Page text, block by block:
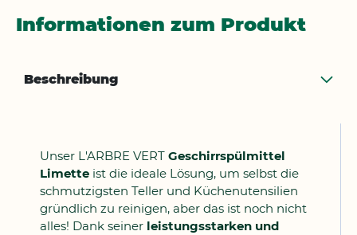
Informationen zum Produkt
Beschreibung
Unser L'ARBRE VERT Geschirrspülmittel
Limette ist die ideale Lösung, um selbst die
schmutzigsten Teller und Küchenutensilien
gründlich zu reinigen, aber das ist noch nicht
alles! Dank seiner leistungsstarken und